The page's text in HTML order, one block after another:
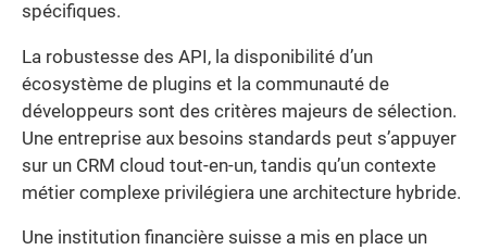
spécifiques.
La robustesse des API, la disponibilité d’un
écosystème de plugins et la communauté de
développeurs sont des critères majeurs de sélection.
Une entreprise aux besoins standards peut s’appuyer
sur un CRM cloud tout-en-un, tandis qu’un contexte
métier complexe privilégiera une architecture hybride.
Une institution financière suisse a mis en place un